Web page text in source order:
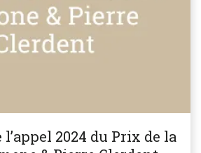
2024 du Prix de la